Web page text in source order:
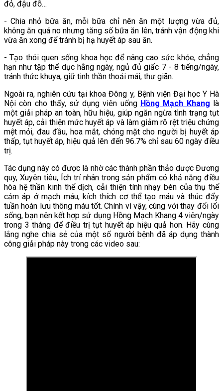
đỏ, đậu đỗ…
- Chia nhỏ bữa ăn, mỗi bữa chỉ nên ăn một lượng vừa đủ,
không ăn quá no nhưng tăng số bữa ăn lên, tránh vận động khi
vừa ăn xong để tránh bị hạ huyết áp sau ăn.
- Tạo thói quen sống khoa học để nâng cao sức khỏe, chẳng
hạn như tập thể dục hằng ngày, ngủ đủ giấc 7 - 8 tiếng/ngày,
tránh thức khuya, giữ tinh thần thoải mái, thư giãn.
Ngoài ra, nghiên cứu tại khoa Đông y, Bệnh viện Đại học Y Hà
Nội còn cho thấy, sử dụng viên uống Hồng Mạch Khang là
một giải pháp an toàn, hữu hiệu, giúp ngăn ngừa tình trạng tụt
huyết áp, cải thiện mức huyết áp và làm giảm rõ rệt triệu chứng
mệt mỏi, đau đầu, hoa mắt, chóng mặt cho người bị huyết áp
thấp, tụt huyết áp, hiệu quả lên đến 96.7% chỉ sau 60 ngày điều
trị.
Tác dụng này có được là nhờ các thành phần thảo dược Đương
quy, Xuyên tiêu, Ích trí nhân trong sản phẩm có khả năng điều
hòa hệ thần kinh thể dịch, cải thiện tính nhạy bén của thụ thể
cảm áp ở mạch máu, kích thích cơ thể tạo máu và thúc đẩy
tuần hoàn lưu thông máu tốt. Chính vì vậy, cùng với thay đổi lối
sống, bạn nên kết hợp sử dụng Hồng Mạch Khang 4 viên/ngày
trong 3 tháng để điều trị tụt huyết áp hiệu quả hơn. Hãy cùng
lắng nghe chia sẻ của một số người bệnh đã áp dụng thành
công giải pháp này trong các video sau: